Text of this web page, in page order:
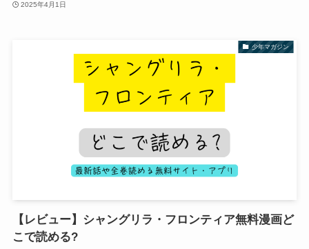
2025年4月1日
少年マガジン
【レビュー】シャングリラ・フロンティア無料漫画ど
こで読める?